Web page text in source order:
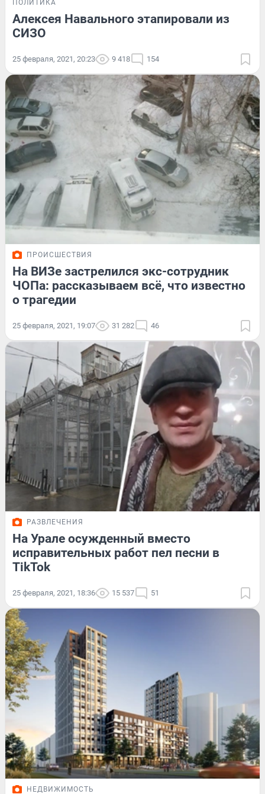
ПОЛИТИКА
Алексея Навального этапировали из
СИЗО
25 февраля, 2021, 20:23 9 418 154
ПРОИСШЕСТВИЯ
На ВИЗе застрелился экс-сотрудник
ЧОПа: рассказываем всё, что известно
о трагедии
25 февраля, 2021, 19:07 31 282 46
РАЗВЛЕЧЕНИЯ
На Урале осужденный вместо
исправительных работ пел песни в
TikTok
25 февраля, 2021, 18:36 15 537 51
НЕДВИЖИМОСТЬ